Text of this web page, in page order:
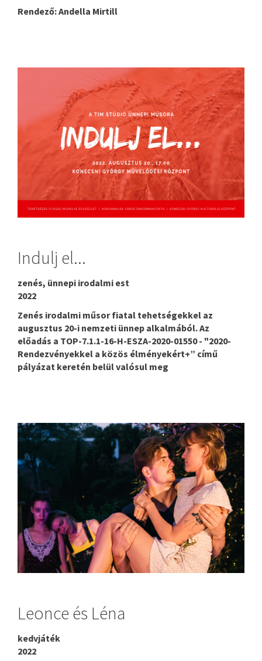
Rendező: Andella Mirtill
Indulj el...
zenés, ünnepi irodalmi est
2022
Zenés irodalmi műsor fiatal tehetségekkel az
augusztus 20-i nemzeti ünnep alkalmából. Az
előadás a TOP-7.1.1-16-H-ESZA-2020-01550 - "2020-
Rendezvényekkel a közös élményekért+” című
pályázat keretén belül valósul meg
Leonce és Léna
kedvjáték
2022